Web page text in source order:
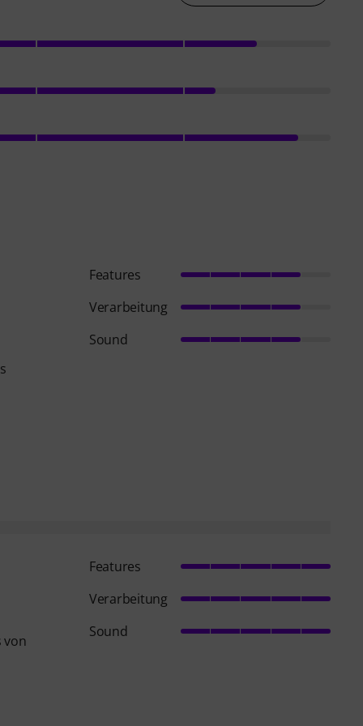
Features
Verarbeitung
Sound
von
Features
Verarbeitung
Sound